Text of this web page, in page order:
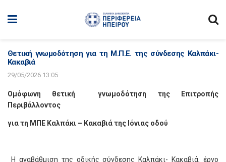
Θετική γνωμοδότηση για τη Μ.Π.Ε. της σύνδεσης Καλπάκι-
Κακαβιά
29/05/2026 13:05
Ομόφωνη θετική γνωμοδότηση της Επιτροπής
Περιβάλλοντος
για τη ΜΠΕ Καλπάκι – Κακαβιά της Ιόνιας οδού
Η αναβάθμιση της οδικής σύνδεσης Καλπάκι- Κακαβιά, έργο